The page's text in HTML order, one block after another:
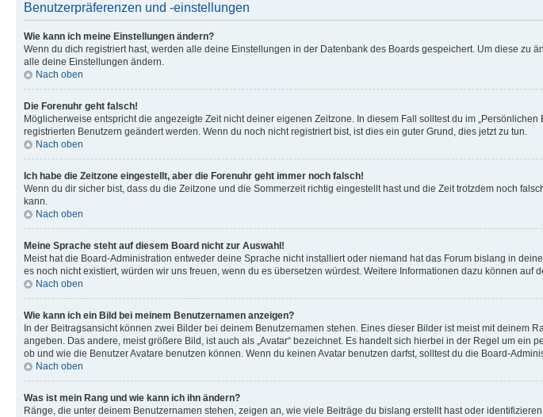
Benutzerpräferenzen und -einstellungen
Wie kann ich meine Einstellungen ändern?
Wenn du dich registriert hast, werden alle deine Einstellungen in der Datenbank des Boards gespeichert. Um diese zu
alle deine Einstellungen ändern.
Nach oben
Die Forenuhr geht falsch!
Möglicherweise entspricht die angezeigte Zeit nicht deiner eigenen Zeitzone. In diesem Fall solltest du im
registrierten Benutzern geändert werden. Wenn du noch nicht registriert bist, ist dies ein guter Grund, dies jetzt zu tun.
Nach oben
Ich habe die Zeitzone eingestellt, aber die Forenuhr geht immer noch falsch!
Wenn du dir sicher bist, dass du die Zeitzone und die Sommerzeit richtig eingestellt hast und die Zeit trotzdem noch
kann.
Nach oben
Meine Sprache steht auf diesem Board nicht zur Auswahl!
Meist hat die Board-Administration entweder deine Sprache nicht installiert oder niemand hat das Forum bislang in
es noch nicht existiert, würden wir uns freuen, wenn du es übersetzen würdest. Weitere Informationen dazu können
Nach oben
Wie kann ich ein Bild bei meinem Benutzernamen anzeigen?
In der Beitragsansicht können zwei Bilder bei deinem Benutzernamen stehen. Eines dieser Bilder ist meist mit deinem
angeben. Das andere, meist größere Bild, ist auch als „Avatar“ bezeichnet. Es handelt sich hierbei in der Regel um
ob und wie die Benutzer Avatare benutzen können. Wenn du keinen Avatar benutzen darfst, solltest du die Board-
Nach oben
Was ist mein Rang und wie kann ich ihn ändern?
Ränge, die unter deinem Benutzernamen stehen, zeigen an, wie viele Beiträge du bislang erstellt hast oder